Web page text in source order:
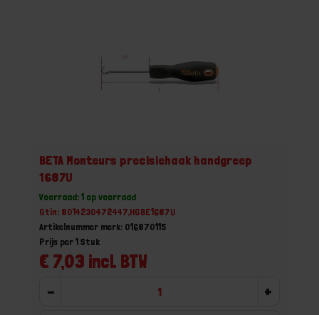
BETA Monteurs precisiehaak handgreep
1687U
Voorraad: 1 op voorraad
Gtin: 8014230472447,HGBE1687U
Artikelnummer merk: 016870115
€ 7,03 incl. BTW
Prijs per 1 Stuk
- +